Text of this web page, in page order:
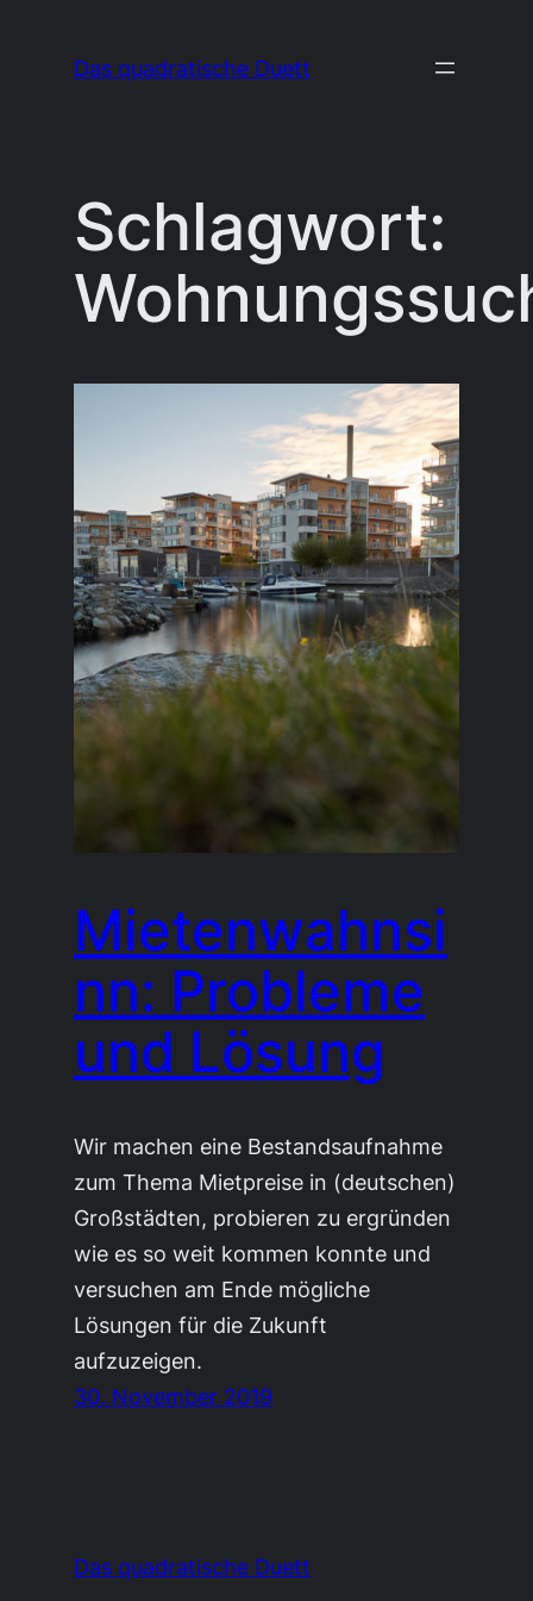
Das quadratische Duett
Schlagwort:
Mietenwahnsi
nn: Probleme
und Lösung
Wir machen eine Bestandsaufnahme
zum Thema Mietpreise in (deutschen)
Großstädten, probieren zu ergründen
wie es so weit kommen konnte und
versuchen am Ende mögliche
Lösungen für die Zukunft
aufzuzeigen.
30. November 2019
Das quadratische Duett